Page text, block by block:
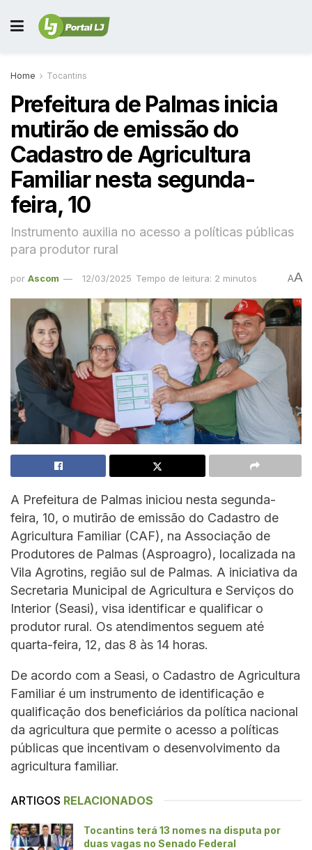
Home Tocantins
Prefeitura de Palmas inicia
mutirão de emissão do
Cadastro de Agricultura
Familiar nesta segunda-
feira, 10
Instrumento auxilia no acesso a políticas públicas
para produtor rural
por Ascom 12/03/2025 Tempo de leitura: 2 minutos AA
A Prefeitura de Palmas iniciou nesta segunda-
feira, 10, o mutirão de emissão do Cadastro de
Agricultura Familiar (CAF), na Associação de
Produtores de Palmas (Asproagro), localizada na
Vila Agrotins, região sul de Palmas. A iniciativa da
Secretaria Municipal de Agricultura e Serviços do
Interior (Seasi), visa identificar e qualificar o
produtor rural. Os atendimentos seguem até
quarta-feira, 12, das 8 às 14 horas.
De acordo com a Seasi, o Cadastro de Agricultura
Familiar é um instrumento de identificação e
qualificação dos beneficiários da política nacional
da agricultura que permite o acesso a políticas
públicas que incentivam o desenvolvimento da
agricultura familiar.
ARTIGOS RELACIONADOS
Tocantins terá 13 nomes na disputa por
duas vagas no Senado Federal